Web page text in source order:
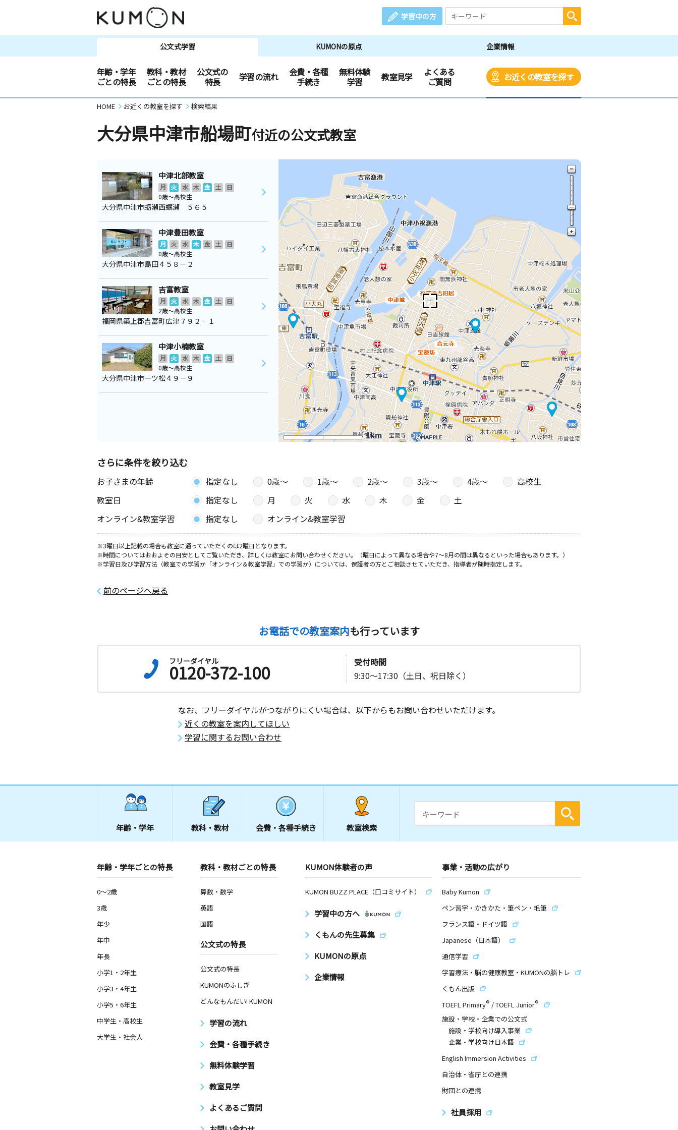
学習中の方
公文式学習 KUMONの原点 企業情報
年齢・学年
ごとの特長
教科・教材
ごとの特長
公文式の
特長
学習の流れ
会費・各種
手続き
無料体験
学習
教室見学
よくある
ご質問
お近くの教室を探す
HOME お近くの教室を探す 検索結果
大分県中津市船場町付近の公文式教室
1km
中津北部教室
月 火 水 木 金 土
日
0歳～高校生
大分県中津市蛎瀬西蠣瀬 ５６５
中津豊田教室
月 火 水 木 金 土
日
0歳～高校生
大分県中津市島田４５８－２
吉富教室
月 火 水 木 金 土
日
2歳～高校生
福岡県築上郡吉富町広津７９２‐１
中津小楠教室
月 火 水 木 金 土
日
0歳～高校生
大分県中津市一ツ松４９－９
さらに条件を絞り込む
お子さまの年齢 指定なし 0歳〜 1歳〜 2歳〜 3歳〜 4歳〜
高校生
教室日
指定なし 月 火 水 木 金
土
オンライン&教室学習
指定なし オンライン&教室学習
※3曜日以上記載の場合も教室に通っていただくのは2曜日となります。
※時間についてはおおよその目安としてご覧いただき、詳しくは教室にお問い合わせください。（曜日によって異なる場合や7～8月の間は異なるといった場合もあります。）
※学習日及び学習方法（教室での学習か「オンライン＆教室学習」での学習か）については、保護者の方とご相談させていただき、指導者が随時指定します。
前のページへ戻る
お電話での教室案内も行っています
フリーダイヤル
0120-372-100
受付時間
9:30～17:30（土日、祝日除く）
なお、フリーダイヤルがつながりにくい場合は、以下からもお問い合わせいただけます。
近くの教室を案内してほしい
学習に関するお問い合わせ
年齢・学年 教科・教材 会費・ 各種手続き 教室検索
年齢・学年ごとの特長
0～2歳
3歳
年少
年中
年長
小学1・2年生
小学3・4年生
小学5・6年生
中学生・高校生
大学生・社会人
教科・教材ごとの特長
算数・数学
英語
国語
公文式の特長
公文式の特長
KUMONのふしぎ
どんなもんだい! KUMON
学習の流れ
会費・各種手続き
無料体験学習
教室見学
よくあるご質問
KUMON体験者の声
KUMON BUZZ PLACE（口コミサイト）
学習中の方へ
くもんの先生募集
KUMONの原点
企業情報
事業・活動の広がり
Baby Kumon
ペン習字・かきかた・筆ペン・毛筆
フランス語・ドイツ語
Japanese（日本語）
通信学習
学習療法・脳の健康教室・KUMONの脳トレ
くもん出版
TOEFL Primary® /TOEFL Junior®
施設・学校・企業での公文式
施設・学校向け導入事業
企業・学校向け日本語
English Immersion Activities
自治体・省庁との連携
財団との連携
社員採用